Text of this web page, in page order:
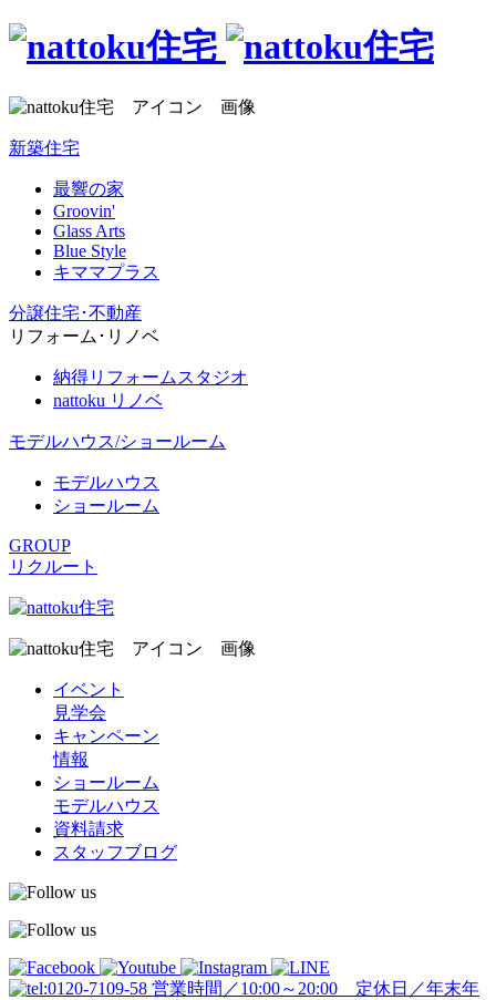
新築住宅
最響の家
Groovin'
Glass Arts
Blue Style
キママプラス
分譲住宅･不動産
リフォーム･リノベ
納得リフォームスタジオ
nattoku リノベ
モデルハウス/ショールーム
モデルハウス
ショールーム
GROUP
リクルート
イベント
見学会
キャンペーン
情報
ショールーム
モデルハウス
資料請求
スタッフブログ
営業時間／10:00～20:00 定休日／年末年